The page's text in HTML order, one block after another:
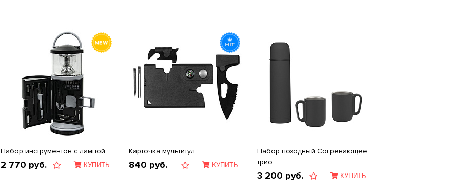
Набор инструментов с лампой
2 770 руб. КУПИТЬ
Карточка мультитул
840 руб. КУПИТЬ
Набор походный Согревающее
трио
3 200 руб. КУПИТЬ